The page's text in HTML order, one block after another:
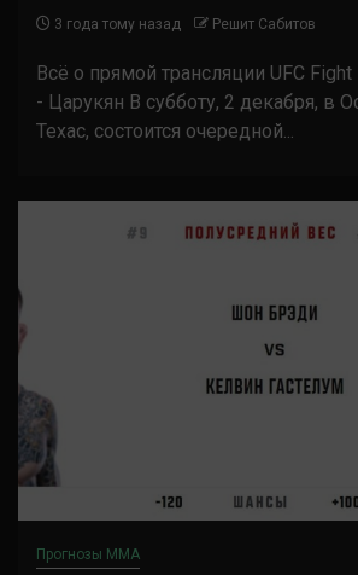
3 года тому назад Решит Сабитов
Всё о прямой трансляции UFC
- Царукян В субботу, 2 декабря, в
Техас, состоится очередной...
Прогнозы ММА